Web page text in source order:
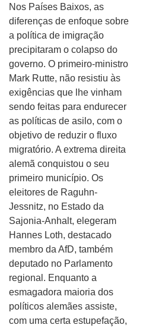
Nos Países Baixos, as
diferenças de enfoque sobre
a política de imigração
precipitaram o colapso do
governo. O primeiro-ministro
Mark Rutte, não resistiu às
exigências que lhe vinham
sendo feitas para endurecer
as políticas de asilo, com o
objetivo de reduzir o fluxo
migratório. A extrema direita
alemã conquistou o seu
primeiro município. Os
eleitores de Raguhn-
Jessnitz, no Estado da
Sajonia-Anhalt, elegeram
Hannes Loth, destacado
membro da AfD, também
deputado no Parlamento
regional. Enquanto a
esmagadora maioria dos
políticos alemães assiste,
com uma certa estupefação,